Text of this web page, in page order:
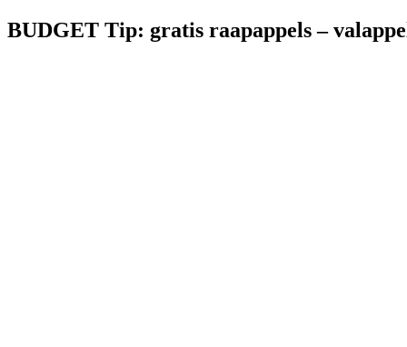
BUDGET Tip: gratis raapappels –